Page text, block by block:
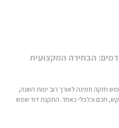
הבחירה המקצועית
חזקה וזמינה לאורך רוב ימות השנה,
חכם וכלכלי כאחד. התקנת דוד שמש